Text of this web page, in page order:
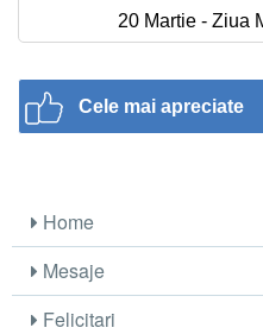
20 Martie - Ziua
Cele mai apreciate
Home
Mesaje
Felicitari